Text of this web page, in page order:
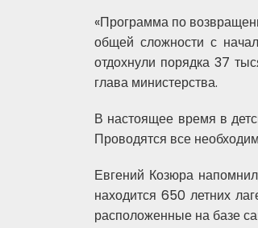
«Программа по
общей сложности с
отдохнули порядка 37
глава министерства.
В настоящее время в
Проводятся все
Евгений Козюра
находится 650 летних
расположенные на базе